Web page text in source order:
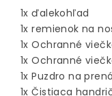
1x ďalekohľad
1x remienok na
1x Ochranné
1x Ochranné
1x Puzdro na
1x Čistiaca